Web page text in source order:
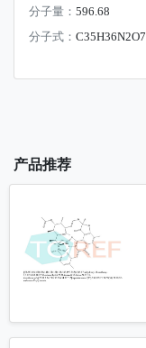
分子量： 596.68
分子式： C35H36N2O7
产品推荐